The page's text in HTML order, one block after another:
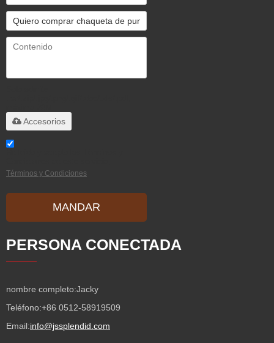
Accesorios
Términos y Condiciones
MANDAR
PERSONA CONECTADA
nombre completo:Jacky
Teléfono:+86 0512-58919509
Email:info@jssplendid.com